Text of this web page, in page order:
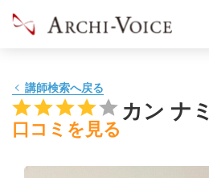
講師検索へ戻る
口コミを見る
カン ナミ
02:00 -
02:30
03:00